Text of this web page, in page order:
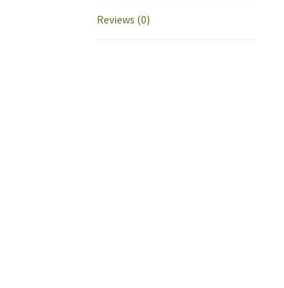
Reviews (0)